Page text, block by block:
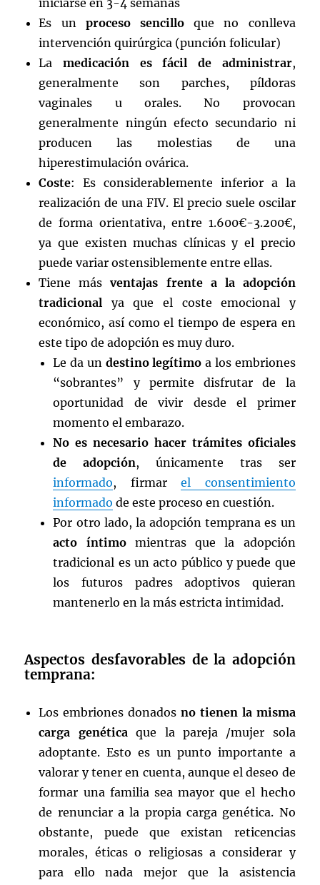
Es un proceso sencillo que no conlleva
intervención quirúrgica (punción folicular)
Lamedicación es fácil de administrar,
generalmente son parches, píldoras
vaginales u orales. No provocan
generalmente ningún efecto secundario ni
producen las molestias de una
hiperestimulación ovárica.
Coste: Es considerablemente inferior a la
realización de una FIV. El precio suele oscilar
de forma orientativa, entre 1.600€-3.200€,
ya que existen muchas clínicas y el precio
puede variar ostensiblemente entre ellas.
Tiene másventajas frente a la adopción
tradicional ya que el coste emocional y
económico, así como el tiempo de espera en
este tipo de adopción es muy duro.
Le da un destino legítimo a los embriones
“sobrantes” y permite disfrutar de la
oportunidad de vivir desde el primer
momento el embarazo.
No es necesario hacer trámites oficiales
de adopción, únicamente tras ser
informado, firmarel consentimiento
informado de este proceso en cuestión.
Por otro lado, la adopción temprana es un
acto íntimomientras que la adopción
tradicional es un acto público y puede que
los futuros padres adoptivos quieran
mantenerlo en la más estricta intimidad.
Aspectos desfavorables de la adopción
temprana:
Los embriones donados no tienen la misma
carga genética que la pareja /mujer sola
adoptante. Esto es un punto importante a
valorar y tener en cuenta, aunque el deseo de
formar una familia sea mayor que el hecho
de renunciar a la propia carga genética. No
obstante, puede que existan reticencias
morales, éticas o religiosas a considerar y
para ello nada mejor que la asistencia